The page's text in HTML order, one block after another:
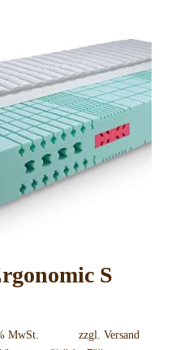
S
MwSt. zzgl. Versand